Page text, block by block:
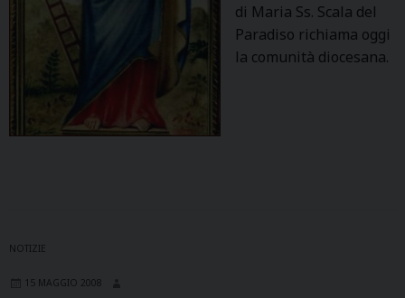
di Maria Ss. Scala del
Paradiso richiama oggi
la comunità diocesana.
NOTIZIE
15 MAGGIO 2008